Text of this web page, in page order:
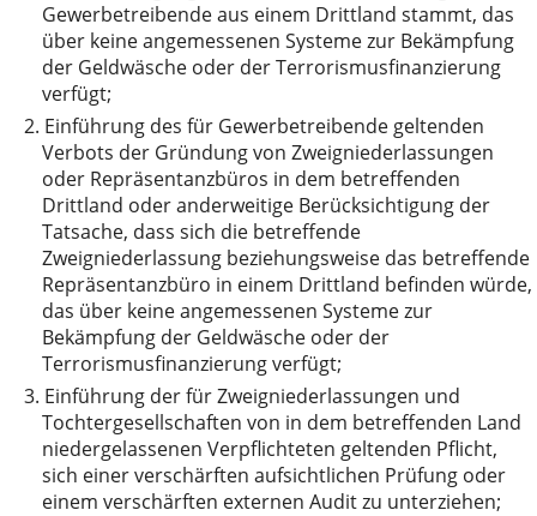
Gewerbetreibende aus einem Drittland stammt, das
über keine angemessenen Systeme zur Bekämpfung
der Geldwäsche oder der Terrorismusfinanzierung
verfügt;
2. Einführung des für Gewerbetreibende geltenden
Verbots der Gründung von Zweigniederlassungen
oder Repräsentanzbüros in dem betreffenden
Drittland oder anderweitige Berücksichtigung der
Tatsache, dass sich die betreffende
Zweigniederlassung beziehungsweise das betreffende
Repräsentanzbüro in einem Drittland befinden würde,
das über keine angemessenen Systeme zur
Bekämpfung der Geldwäsche oder der
Terrorismusfinanzierung verfügt;
3. Einführung der für Zweigniederlassungen und
Tochtergesellschaften von in dem betreffenden Land
niedergelassenen Verpflichteten geltenden Pflicht,
sich einer verschärften aufsichtlichen Prüfung oder
einem verschärften externen Audit zu unterziehen;